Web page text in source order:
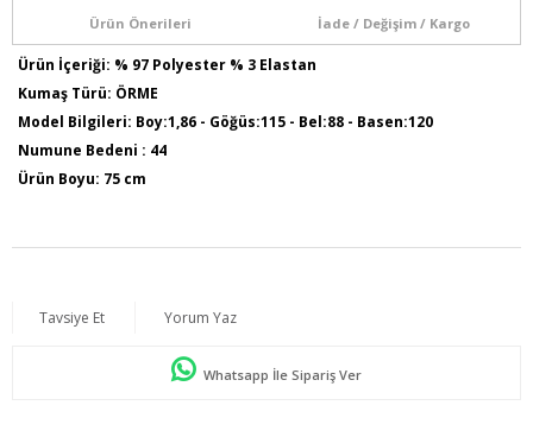
Ürün Önerileri İade / Değişim / Kargo
Ürün İçeriği: % 97 Polyester % 3 Elastan
Kumaş Türü: ÖRME
Model Bilgileri: Boy:1,86 - Göğüs:115 - Bel:88 - Basen:120
Numune Bedeni : 44
Ürün Boyu: 75 cm
Tavsiye Et Yorum Yaz
Whatsapp İle Sipariş Ver